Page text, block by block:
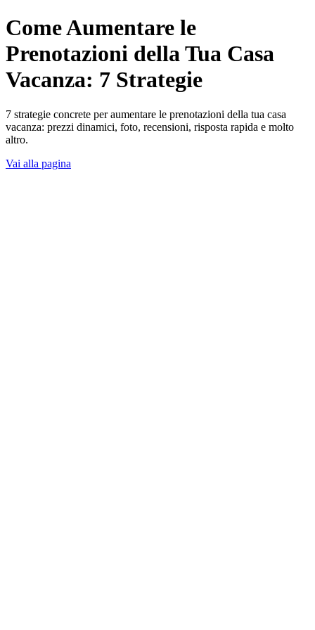
Come Aumentare le
Prenotazioni della Tua Casa
Vacanza: 7 Strategie
7 strategie concrete per aumentare le prenotazioni della tua casa
vacanza: prezzi dinamici, foto, recensioni, risposta rapida e molto
altro.
Vai alla pagina